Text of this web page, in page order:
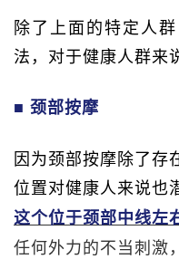
除了上面的特定人
法，对于健康人群来
■ 颈部按摩
因为颈部按摩除了存
位置对健康人来说也
这个位于颈部中线左
任何外力的不当刺激